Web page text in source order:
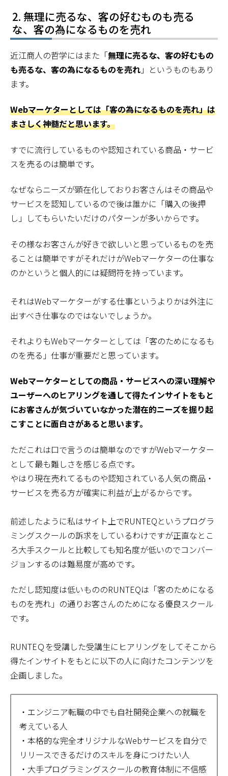
無理に売るな、客の好むものも売る
な、客の為になるものを売れ
近江商人の哲学にはまた「無理に売るな、客の好むもの
も売るな、客の為になるものを売れ 」というものもあり
ます。
Webマーケターとしては「客の為になるものを売れ」は
まさしく神髄だと思います。
すでに流行しているものや認知されている商品・サービ
スを売るのは簡単です。
なぜならニーズが顕在化しておりお客さんはその商品や
サービスを認知しているので後は誰かに「購入の後押
し」してもらいたいだけのパターンが多いからです。
その様なお客さんが好きで欲しいと思っているものを売
ることは簡単ですがそれだけがWebマーケターの仕事な
のかというと個人的には疑問符を持っています。
それはWebマーケターがする仕事というよりかは外注に
出すべき仕事なのではないでしょうか。
それよりもWebマーケターとしては「客のためになるも
のを売る」仕事が重要だと思っています。
Webマーケターとしての商品・サービスへの深い理解や
ユーザーへのヒアリングを通して得たインサイトをもと
にお客さんが気づいていなかった潜在的ニーズを掘り起
こすことに面白さがあると思います。
ただこれは口で言うのは簡単なのですがWebマーケター
として最も難しさを感じる点です。
やはり現在売れてるものや認知されている人気の商品・
サービスを売る方が確実に利益が上がるからです。
前述したように私はサイト上でRUNTEQというプログラ
ミングスクールの訴求をしているわけですが正直なとこ
ろ大手スクールと比較しても知名度が低いのでコンバー
ジョンするのは難易度が高めです。
ただし認知度は低いもののRUNTEQは「客のためになる
ものを売れ」の通りお客さんのためになる優良スクール
です。
RUNTEＱを受講した受講生にヒアリングをしてそこから
得たインサイトをもとに以下の人に向けたコンテンツを
企画しました。
・エンジニア転職の中でも自社開発企業への就職を
考えている人
・本格的な完全オリジナルなWebサービスを自分で
リリースできるだけのスキルを身につけたい人
・大手プログラミングスクールの教育体制に不信感